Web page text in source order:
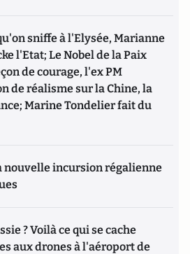
sniffe à l'Elysée, Marianne
l'Etat; Le Nobel de la Paix
de courage, l'ex PM
de réalisme sur la Chine, la
Marine Tondelier fait du
nouvelle incursion régalienne
? Voilà ce qui se cache
aux drones à l'aéroport de